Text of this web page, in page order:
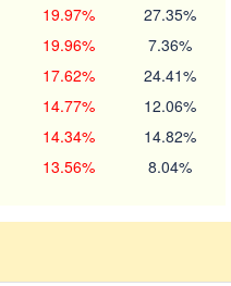
19.97% 27.35%
19.96% 7.36%
17.62% 24.41%
14.77% 12.06%
14.34% 14.82%
13.56% 8.04%